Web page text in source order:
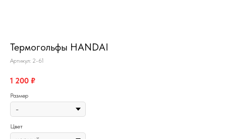
Термогольфы HANDAI
Артикул: 2-61
1 200 ₽
Размер
Цвет